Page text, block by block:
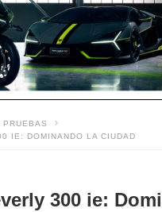
PRUEBAS
IE: DOMINANDO LA CIUDAD
300 ie: